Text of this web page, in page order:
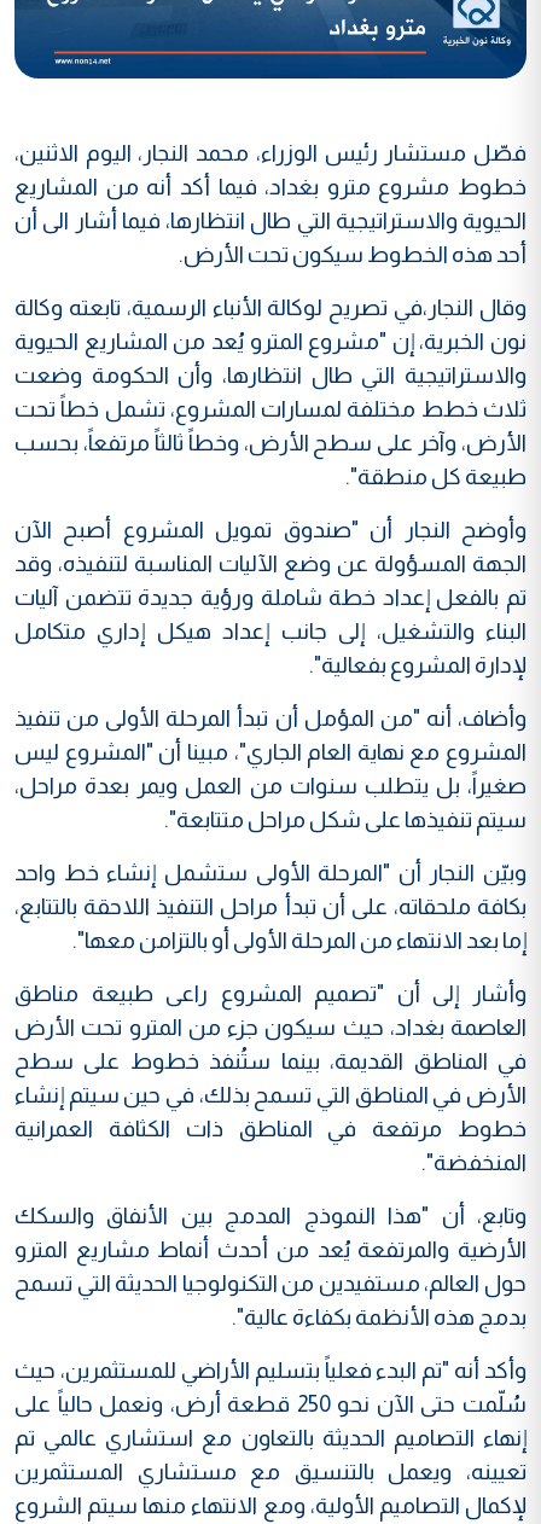
فصّل مستشار رئيس الوزراء، محمد النجار، اليوم الاثنين،
خطوط مشروع مترو بغداد، فيما أكد أنه من المشاريع
الحيوية والاستراتيجية التي طال انتظارها، فيما أشار الى أن
أحد هذه الخطوط سيكون تحت الأرض.
وقال النجار،في تصريح لوكالة الأنباء الرسمية، تابعته وكالة
نون الخبرية، إن "مشروع المترو يُعد من المشاريع الحيوية
والاستراتيجية التي طال انتظارها، وأن الحكومة وضعت
ثلاث خطط مختلفة لمسارات المشروع، تشمل خطاً تحت
الأرض، وآخر على سطح الأرض، وخطاً ثالثاً مرتفعاً، بحسب
طبيعة كل منطقة".
وأوضح النجار أن "صندوق تمويل المشروع أصبح الآن
الجهة المسؤولة عن وضع الآليات المناسبة لتنفيذه، وقد
تم بالفعل إعداد خطة شاملة ورؤية جديدة تتضمن آليات
البناء والتشغيل، إلى جانب إعداد هيكل إداري متكامل
لإدارة المشروع بفعالية".
وأضاف، أنه "من المؤمل أن تبدأ المرحلة الأولى من تنفيذ
المشروع مع نهاية العام الجاري"، مبينا أن "المشروع ليس
صغيراً، بل يتطلب سنوات من العمل ويمر بعدة مراحل،
سيتم تنفيذها على شكل مراحل متتابعة".
وبيّن النجار أن "المرحلة الأولى ستشمل إنشاء خط واحد
بكافة ملحقاته، على أن تبدأ مراحل التنفيذ اللاحقة بالتتابع،
إما بعد الانتهاء من المرحلة الأولى أو بالتزامن معها".
وأشار إلى أن "تصميم المشروع راعى طبيعة مناطق
العاصمة بغداد، حيث سيكون جزء من المترو تحت الأرض
في المناطق القديمة، بينما ستُنفذ خطوط على سطح
الأرض في المناطق التي تسمح بذلك، في حين سيتم إنشاء
خطوط مرتفعة في المناطق ذات الكثافة العمرانية
المنخفضة".
وتابع، أن "هذا النموذج المدمج بين الأنفاق والسكك
الأرضية والمرتفعة يُعد من أحدث أنماط مشاريع المترو
حول العالم، مستفيدين من التكنولوجيا الحديثة التي تسمح
بدمج هذه الأنظمة بكفاءة عالية".
وأكد أنه "تم البدء فعلياً بتسليم الأراضي للمستثمرين، حيث
سُلّمت حتى الآن نحو 250 قطعة أرض، ونعمل حالياً على
إنهاء التصاميم الحديثة بالتعاون مع استشاري عالمي تم
تعيينه، ويعمل بالتنسيق مع مستشاري المستثمرين
لإكمال التصاميم الأولية، ومع الانتهاء منها سيتم الشروع